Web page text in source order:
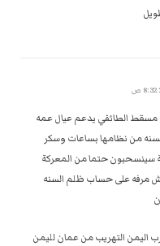
الطائفي يدعم عيال عمه
من نظامها بساعات وسكر
سينسحبون حتما من المعركة
لك 2000اباضي عايش مرفه على حساب ظلم السنه
اليمن التهريب من عمان لليمن